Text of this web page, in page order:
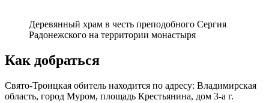
Деревянный храм в честь преподобного Сергия
Радонежского на территории монастыря
Как добраться
Свято-Троицкая обитель находится по адресу: Владимирская
область, город Муром, площадь Крестьянина, дом 3-а г.